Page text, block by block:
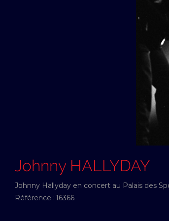
Johnny HALLYDAY
Johnny Hallyday en concert au Palais des
Référence :16366